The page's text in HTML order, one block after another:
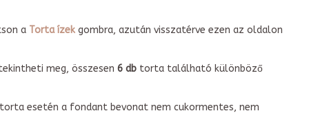
a Torta ízekgombra, azután visszatérve ezen az oldalon
meg, összesen 6 dbtorta található különböző
esetén a fondant bevonat nem cukormentes, nem